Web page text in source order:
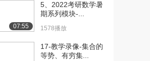
诗诗律
：韵书的...
07:55
5、2022考研数学暑
期系列模块-...
1578播放
17-教学录像-集合的
等势、有穷集...